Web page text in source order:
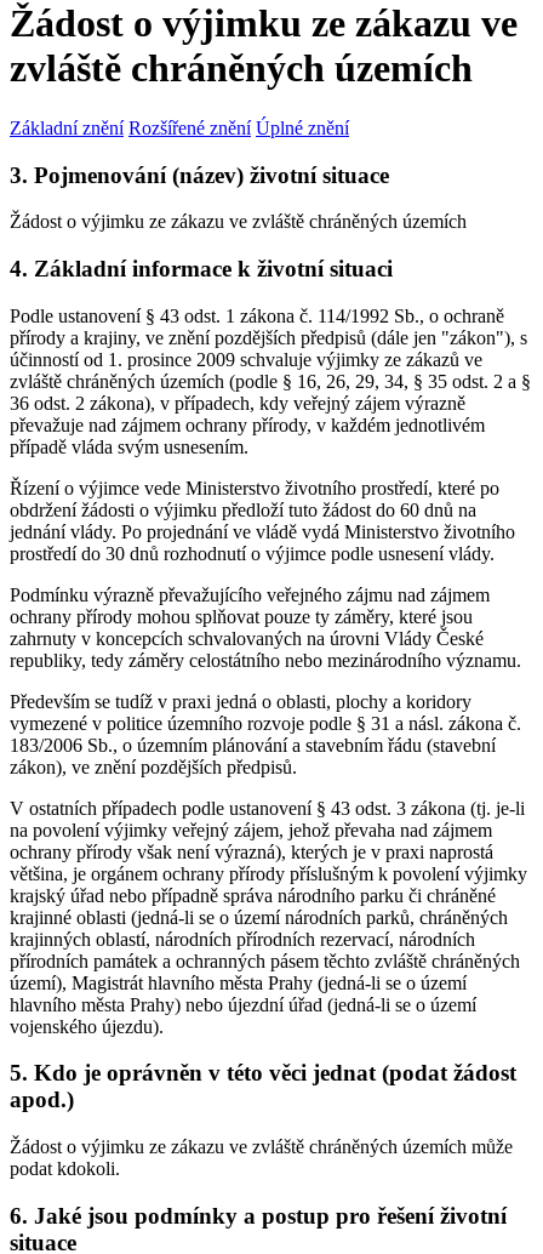
Žádost o výjimku ze zákazu ve
zvláště chráněných územích
Základní znění Rozšířené znění Úplné znění
3. Pojmenování (název) životní situace
Žádost o výjimku ze zákazu ve zvláště chráněných územích
4. Základní informace k životní situaci
Podle ustanovení § 43 odst. 1 zákona č. 114/1992 Sb., o ochraně
přírody a krajiny, ve znění pozdějších předpisů (dále jen "zákon"), s
účinností od 1. prosince 2009 schvaluje výjimky ze zákazů ve
zvláště chráněných územích (podle § 16, 26, 29, 34, § 35 odst. 2 a §
36 odst. 2 zákona), v případech, kdy veřejný zájem výrazně
převažuje nad zájmem ochrany přírody, v každém jednotlivém
případě vláda svým usnesením.
Řízení o výjimce vede Ministerstvo životního prostředí, které po
obdržení žádosti o výjimku předloží tuto žádost do 60 dnů na
jednání vlády. Po projednání ve vládě vydá Ministerstvo životního
prostředí do 30 dnů rozhodnutí o výjimce podle usnesení vlády.
Podmínku výrazně převažujícího veřejného zájmu nad zájmem
ochrany přírody mohou splňovat pouze ty záměry, které jsou
zahrnuty v koncepcích schvalovaných na úrovni Vlády České
republiky, tedy záměry celostátního nebo mezinárodního významu.
Především se tudíž v praxi jedná o oblasti, plochy a koridory
vymezené v politice územního rozvoje podle § 31 a násl. zákona č.
183/2006 Sb., o územním plánování a stavebním řádu (stavební
zákon), ve znění pozdějších předpisů.
V ostatních případech podle ustanovení § 43 odst. 3 zákona (tj. je-li
na povolení výjimky veřejný zájem, jehož převaha nad zájmem
ochrany přírody však není výrazná), kterých je v praxi naprostá
většina, je orgánem ochrany přírody příslušným k povolení výjimky
krajský úřad nebo případně správa národního parku či chráněné
krajinné oblasti (jedná-li se o území národních parků, chráněných
krajinných oblastí, národních přírodních rezervací, národních
přírodních památek a ochranných pásem těchto zvláště chráněných
území), Magistrát hlavního města Prahy (jedná-li se o území
hlavního města Prahy) nebo újezdní úřad (jedná-li se o území
vojenského újezdu).
5. Kdo je oprávněn v této věci jednat (podat žádost
apod.)
Žádost o výjimku ze zákazu ve zvláště chráněných územích může
podat kdokoli.
6. Jaké jsou podmínky a postup pro řešení životní
situace